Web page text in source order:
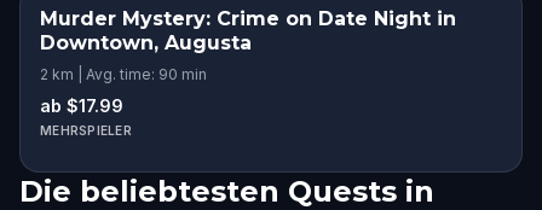
Murder Mystery: Crime on Date Night in
Downtown, Augusta
2 km | Avg. time: 90 min
ab $17.99
MEHRSPIELER
Die beliebtesten Quests in